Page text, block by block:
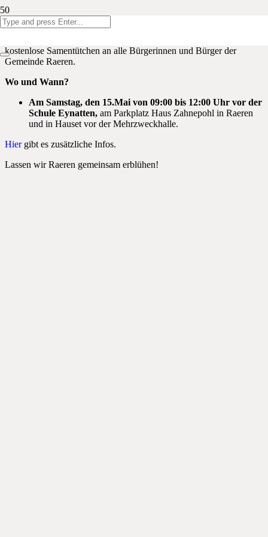
Liebe Kinder und Eltern
kostenlose Samentütchen an alle Bürgerinnen und Bürger der
Gemeinde Raeren.
Wo und Wann?
Am Samstag, den 15.Mai von 09:00 bis 12:00 Uhr vor der
Schule Eynatten, am Parkplatz Haus Zahnepohl in Raeren
und in Hauset vor der Mehrzweckhalle.
Hiergibt es zusätzliche Infos.
Lassen wir Raeren gemeinsam erblühen!